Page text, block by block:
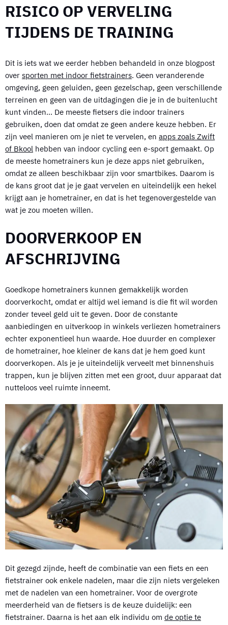
RISICO OP VERVELING
TIJDENS DE TRAINING
Dit is iets wat we eerder hebben behandeld in onze blogpost
over sporten met indoor fietstrainers. Geen veranderende
omgeving, geen geluiden, geen gezelschap, geen verschillende
terreinen en geen van de uitdagingen die je in de buitenlucht
kunt vinden… De meeste fietsers die indoor trainers
gebruiken, doen dat omdat ze geen andere keuze hebben. Er
zijn veel manieren om je niet te vervelen, en apps zoals Zwift
of Bkool hebben van indoor cycling een e-sport gemaakt. Op
de meeste hometrainers kun je deze apps niet gebruiken,
omdat ze alleen beschikbaar zijn voor smartbikes. Daarom is
de kans groot dat je je gaat vervelen en uiteindelijk een hekel
krijgt aan je hometrainer, en dat is het tegenovergestelde van
wat je zou moeten willen.
DOORVERKOOP EN
AFSCHRIJVING
Goedkope hometrainers kunnen gemakkelijk worden
doorverkocht, omdat er altijd wel iemand is die fit wil worden
zonder teveel geld uit te geven. Door de constante
aanbiedingen en uitverkoop in winkels verliezen hometrainers
echter exponentieel hun waarde. Hoe duurder en complexer
de hometrainer, hoe kleiner de kans dat je hem goed kunt
doorverkopen. Als je je uiteindelijk verveelt met binnenshuis
trappen, kun je blijven zitten met een groot, duur apparaat dat
nutteloos veel ruimte inneemt.
Dit gezegd zijnde, heeft de combinatie van een fiets en een
fietstrainer ook enkele nadelen, maar die zijn niets vergeleken
met de nadelen van een hometrainer. Voor de overgrote
meerderheid van de fietsers is de keuze duidelijk: een
fietstrainer. Daarna is het aan elk individu om de optie te